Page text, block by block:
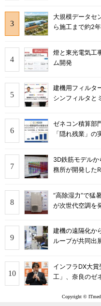
大規模データセ
ら施工まで約2
燈と東光電気工
ム開発
建機用フィルタ
シンフィルタと
ゼネコン積算部
「隠れ残業」の
3D鉄筋モデル
務所が開発した
“高除湿力”で猛
が次世代空調を
建機の遠隔化か
ループが共同出
インフラDX大
工」、奈良のゼ
Copyright ©